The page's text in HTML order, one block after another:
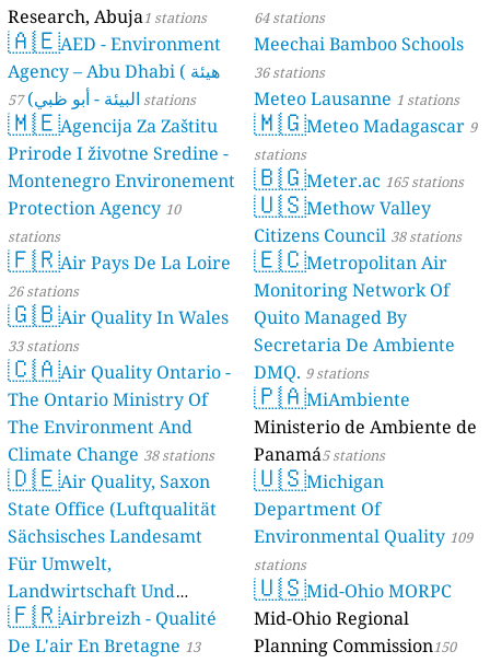
Research, Abuja1 stations
🇦🇪AED - Environment
Agency – Abu Dhabi ( هيئة
البيئة - أبو ظبي) 57 stations
🇲🇪Agencija Za Zaštitu
Prirode I životne Sredine -
Montenegro Environement
Protection Agency 10
stations
🇫🇷Air Pays De La Loire
26 stations
🇬🇧Air Quality In Wales
33 stations
🇨🇦Air Quality Ontario -
The Ontario Ministry Of
The Environment And
Climate Change 38 stations
🇩🇪Air Quality, Saxon
State Office (Luftqualität
Sächsisches Landesamt
Für Umwelt,
Landwirtschaft Und
Geologie) 50 stations
🇫🇷Airbreizh - Qualité
De L'air En Bretagne 13
64 stations
Meechai Bamboo Schools
36 stations
Meteo Lausanne 1 stations
🇲🇬Meteo Madagascar 9
stations
🇧🇬Meter.ac 165 stations
🇺🇸Methow Valley
Citizens Council 38 stations
🇪🇨Metropolitan Air
Monitoring Network Of
Quito Managed By
Secretaria De Ambiente
DMQ. 9 stations
🇵🇦MiAmbiente
Ministerio de Ambiente de
Panamá5 stations
🇺🇸Michigan
Department Of
Environmental Quality 109
stations
🇺🇸Mid-Ohio MORPC
Mid-Ohio Regional
Planning Commission150